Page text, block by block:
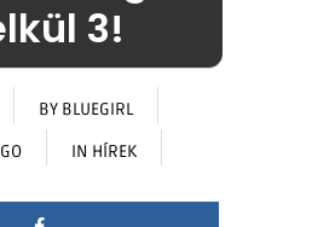
3!
BY BLUEGIRL
IN HÍREK